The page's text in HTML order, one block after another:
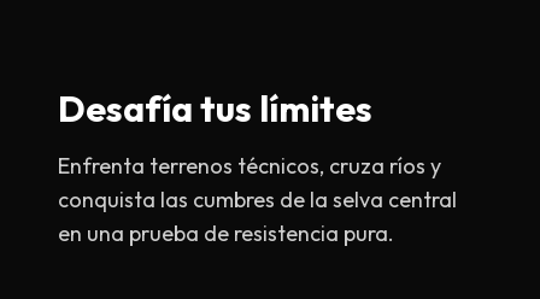
Desafía tus límites
Enfrenta terrenos técnicos, cruza ríos y
conquista las cumbres de la selva central
en una prueba de resistencia pura.